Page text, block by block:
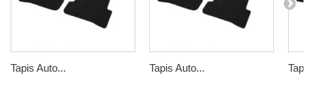
Tapis Auto... Tapis Auto...